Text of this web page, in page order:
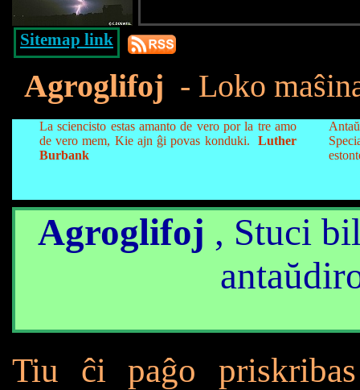
Sitemap link
Agroglifoj - Loko
La sciencisto estas amanto de vero por la tre amo
de vero mem, Kie ajn ĝi povas konduki. Luther
Burbank
Agroglifoj , Stuci
Tiu ĉi paĝo